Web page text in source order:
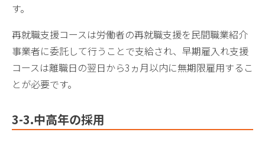
す。
再就職支援コースは労働者の再就職支援を民間職業紹介
事業者に委託して行うことで支給され、早期雇入れ支援
コースは離職日の翌日から3ヵ月以内に無期限雇用するこ
とが必要です。
3-3.中高年の採用